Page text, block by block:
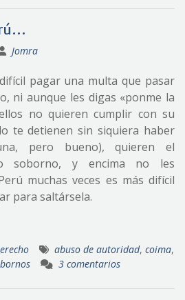
Jomra
pagar una multa que pasar
ni aunque les digas «ponme la
no quieren cumplir con su
te detienen sin siquiera haber
pero bueno), quieren el
soborno, y encima no les
muchas veces es más difícil
para saltársela.
abuso de autoridad, coima,
3 comentarios